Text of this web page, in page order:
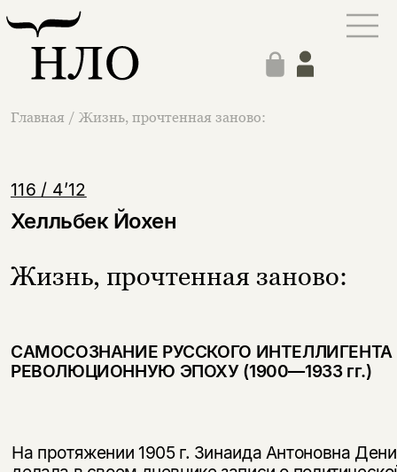
Главная / Жизнь, прочтенная заново:
116 / 4’12
Хелльбек Йохен
Жизнь, прочтенная заново:
САМОСОЗНАНИЕ РУССКОГО ИНТЕЛЛИГЕНТА
РЕВОЛЮЦИОННУЮ ЭПОХУ (1900—1933 гг.)
На протяжении 1905 г. Зинаида Антоновна